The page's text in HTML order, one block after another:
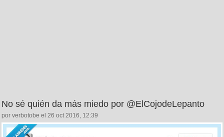
No sé quién da más miedo por @ElCojodeLepanto
por verbotobe el 26 oct 2016, 12:39